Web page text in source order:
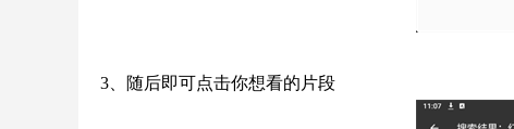
3、随后即可点击你想看的片段